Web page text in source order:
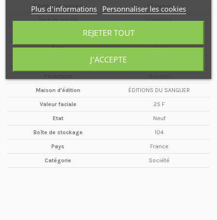
Nombre de pages 72 pages
Type de média Magazine
Date Janvier
Maison d'édition ÉDITIONS DU SANGLIER
Valeur faciale 25 F
Etat Neuf
Boîte de stockage 104
Pays France
Catégorie Société
Plus d'informations Personnaliser les cookies
REJETER TOUT
J'ACCEPTE